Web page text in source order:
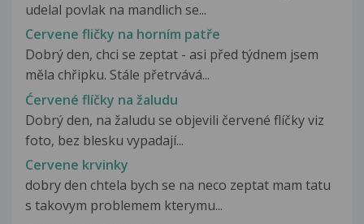
udelal povlak na mandlich se...
Cervene fličky na horním patře
Dobrý den, chci se zeptat - asi před týdnem jsem
měla chřipku. Stále přetrvává...
Ćervené flíčky na žaludu
Dobrý den, na žaludu se objevili červené flíčky viz
foto, bez blesku vypadají...
Cervene krvinky
dobry den chtela bych se na neco zeptat mam tatu
s takovym problemem kterymu...